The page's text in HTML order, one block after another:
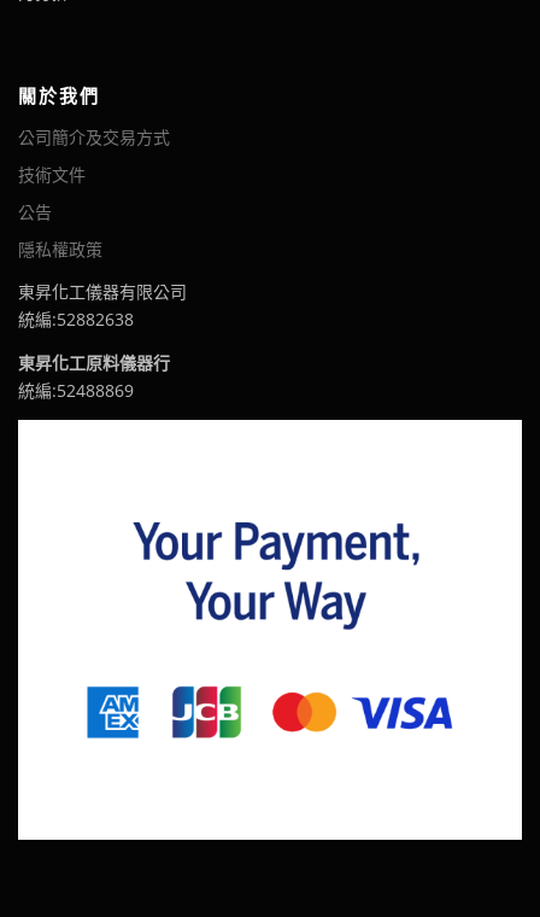
關於我們
公司簡介及交易方式
技術文件
公告
隱私權政策
東昇化工儀器有限公司
統編:52882638
東昇化工原料儀器行
統編:52488869